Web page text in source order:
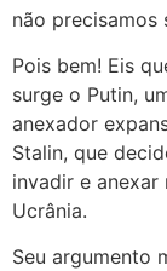
não precisamos
Pois bem! Eis
surge o Putin,
anexador
Stalin, que
invadir e anexar
Ucrânia.
Seu argumento